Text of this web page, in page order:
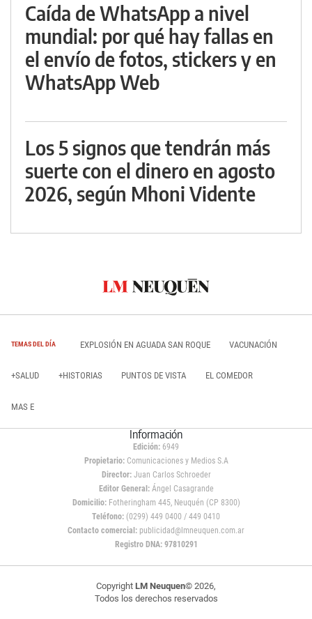
Caída de WhatsApp a nivel
mundial: por qué hay fallas en
el envío de fotos, stickers y en
WhatsApp Web
Los 5 signos que tendrán más
suerte con el dinero en agosto
2026, según Mhoni Vidente
TEMAS DEL DÍA EXPLOSIÓN EN AGUADA SAN ROQUE VACUNACIÓN
+SALUD +HISTORIAS PUNTOS DE VISTA EL COMEDOR
MAS E
Información
Edición: 6949
Propietario:Comunicaciones y Medios S.A
Director: Juan Carlos Schroeder
Editor General:Ángel Casagrande
Domicilio:Fotheringham 445, Neuquén (CP 8300)
Teléfono: (0299) 449 0400 / 449 0410
Contacto comercial: publicidad@lmneuquen.com.ar
Registro DNA: 97810291
Copyright LM Neuquen© 2026,
Todos los derechos reservados